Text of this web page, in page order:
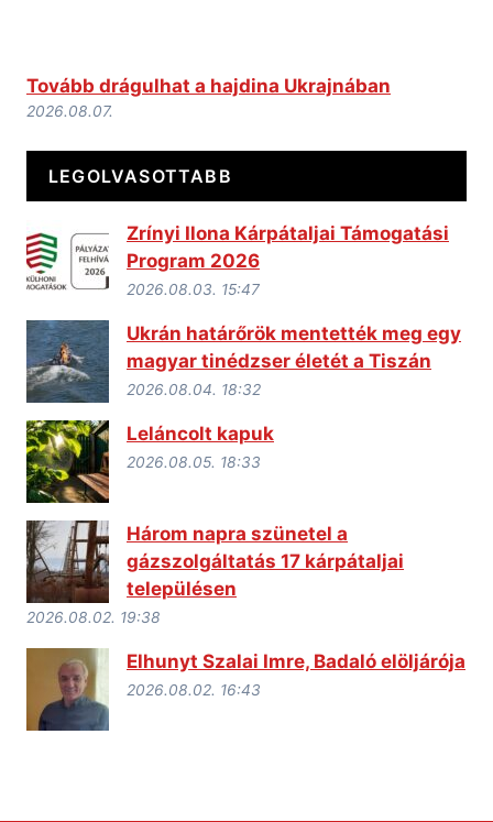
Tovább drágulhat a hajdina Ukrajnában
2026.08.07.
LEGOLVASOTTABB
Zrínyi Ilona Kárpátaljai Támogatási
Program 2026
2026.08.03. 15:47
Ukrán határőrök mentették meg egy
magyar tinédzser életét a Tiszán
2026.08.04. 18:32
Leláncolt kapuk
2026.08.05. 18:33
Három napra szünetel a
gázszolgáltatás 17 kárpátaljai
településen
2026.08.02. 19:38
Elhunyt Szalai Imre, Badaló elöljárója
2026.08.02. 16:43